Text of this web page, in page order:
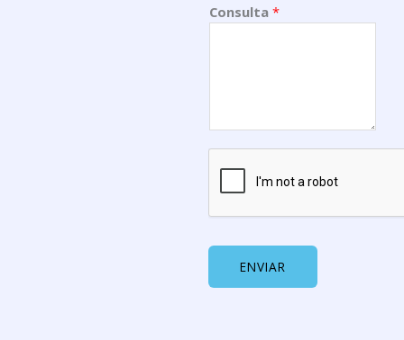
Consulta*
ENVIAR